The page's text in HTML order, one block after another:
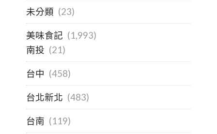
未分類 (23)
美味食記 (1,993)
南投 (21)
台中 (458)
台北新北 (483)
台南 (119)